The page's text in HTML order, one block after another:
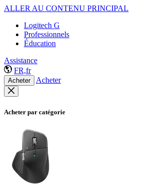
ALLER AU CONTENU PRINCIPAL
Logitech G
Professionnels
Éducation
Assistance
FR,fr
Acheter Acheter
Acheter par catégorie